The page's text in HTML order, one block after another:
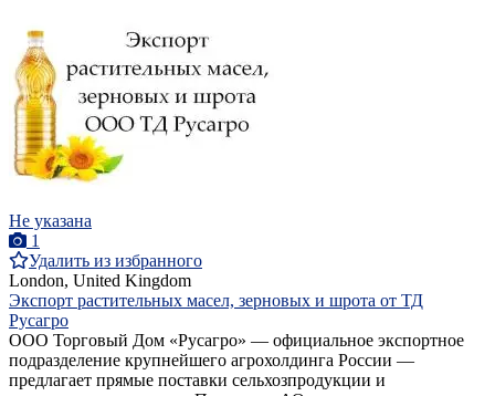
Не указана
1
Удалить из избранного
London, United Kingdom
Экспорт растительных масел, зерновых и шрота от ТД
Русагро
ООО Торговый Дом «Русагро» — официальное экспортное
подразделение крупнейшего агрохолдинга России —
предлагает прямые поставки сельхозпродукции и